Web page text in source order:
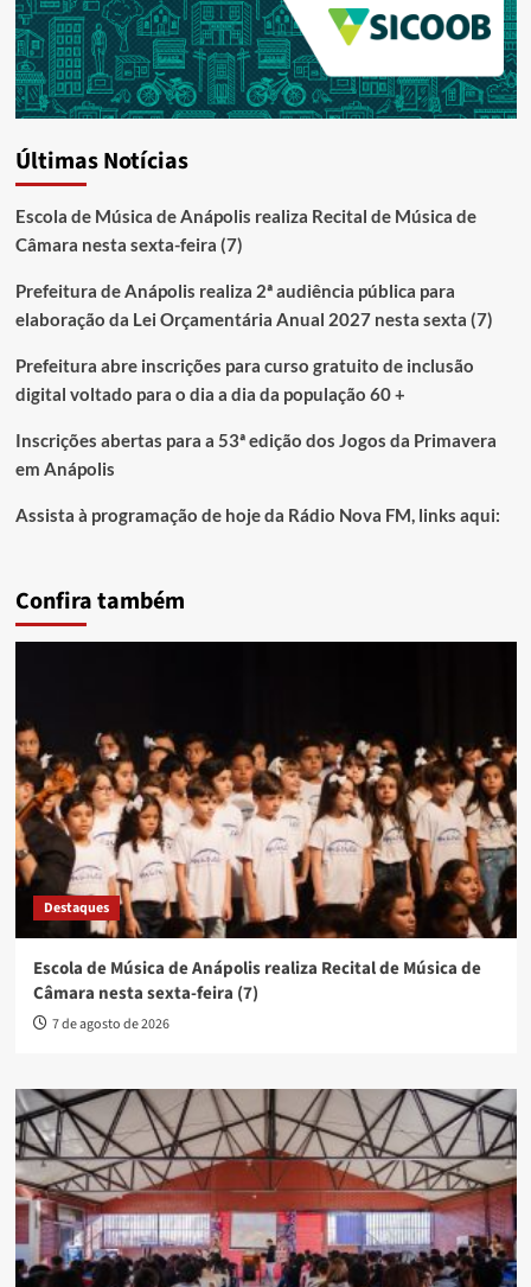
Últimas Notícias
Escola de Música de Anápolis realiza Recital de Música de
Câmara nesta sexta-feira (7)
Prefeitura de Anápolis realiza 2ª audiência pública para
elaboração da Lei Orçamentária Anual 2027 nesta sexta (7)
Prefeitura abre inscrições para curso gratuito de inclusão
digital voltado para o dia a dia da população 60 +
Inscrições abertas para a 53ª edição dos Jogos da Primavera
em Anápolis
Assista à programação de hoje da Rádio Nova FM, links aqui:
Confira também
Destaques
Escola de Música de Anápolis realiza Recital de Música de
Câmara nesta sexta-feira (7)
7 de agosto de 2026